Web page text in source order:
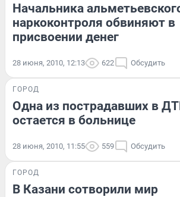
Начальника
наркоконтроля обвиняют в
присвоении денег
28 июня, 2010, 12:13 622 Обсудить
ГОРОД
Одна из пострадавших в
остается в больнице
28 июня, 2010, 11:55 559 Обсудить
ГОРОД
В Казани сотворили мир